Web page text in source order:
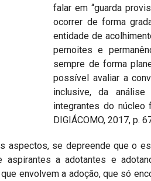
falar em “guarda
ocorrer de forma
entidade de
pernoites e
sempre de forma
possível avaliar a
inclusive, da
integrantes do núcleo
DIGIÁCOMO, 2017, p.
aspectos, se depreende que o
aspirantes a adotantes e
envolvem a adoção, que só